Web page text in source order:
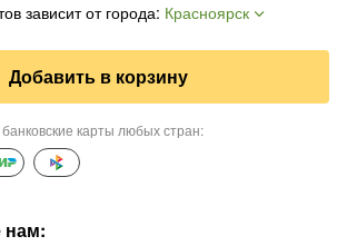
зависит от города: Красноярск
Добавить в корзину
карты любых стран:
нам: